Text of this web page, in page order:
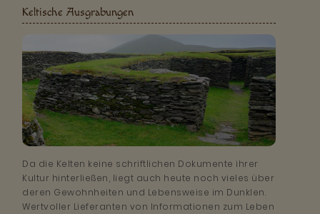
Keltische Ausgrabungen
Da die Kelten keine schriftlichen Dokumente ihrer
Kultur hinterließen, liegt auch heute noch vieles über
deren Gewohnheiten und Lebensweise im Dunklen.
Wertvoller Lieferanten von Informationen zum Leben